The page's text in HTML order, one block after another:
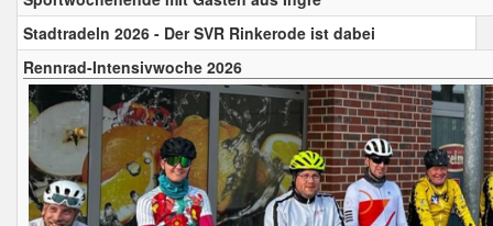
Stadtradeln 2026 - Der SVR Rinkerode ist dabei
Rennrad-Intensivwoche 2026